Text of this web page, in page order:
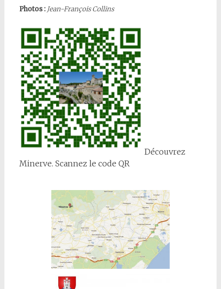
Photos : Jean-François Collins
Découvrez
Minerve. Scannez le code QR